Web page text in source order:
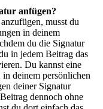
anfügen?
musst du
in deinem
du die Signatur
in jedem Beitrag das
Du kannst eine
deinem persönlichen
deiner Signatur
dennoch ohne